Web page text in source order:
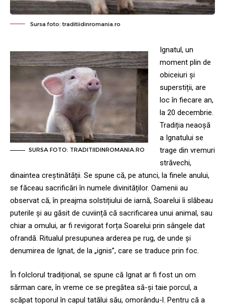
Sursa foto: traditiidinromania.ro
SURSA FOTO: TRADITIIDINROMANIA.RO
Ignatul, un
moment plin de
obiceiuri și
superstiții, are
loc în fiecare an,
la 20 decembrie.
Tradiția neaoșă
a Ignatului se
trage din vremuri
străvechi,
dinaintea creștinătății. Se spune că, pe atunci, la finele anului,
se făceau sacrificări în numele divinităților. Oamenii au
observat că, în preajma solstițiului de iarnă, Soarelui îi slăbeau
puterile și au găsit de cuviință că sacrificarea unui animal, sau
chiar a omului, ar fi revigorat forța Soarelui prin sângele dat
ofrandă. Ritualul presupunea arderea pe rug, de unde și
denumirea de Ignat, de la „ignis”, care se traduce prin foc.
În folclorul tradițional, se spune că Ignat ar fi fost un om
sărman care, în vreme ce se pregătea să-și taie porcul, a
scăpat toporul în capul tatălui său, omorându-l. Pentru că a